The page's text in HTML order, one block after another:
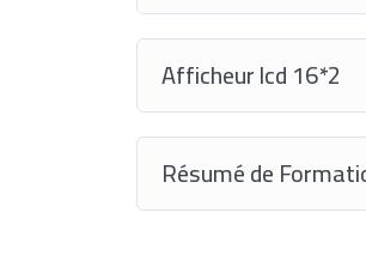
Afficheur lcd 16*2
Résumé de